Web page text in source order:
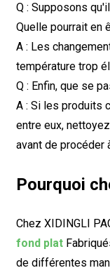
Q : Supposons
Quelle pourrait en
A : Les
température trop
Q : Enfin, que se
A : Si les produits
entre eux,
avant de procéder
Pourquoi
Chez XIDINGLI
fond plat
de différentes